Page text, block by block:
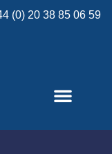
(0) 20 38 85 06 59